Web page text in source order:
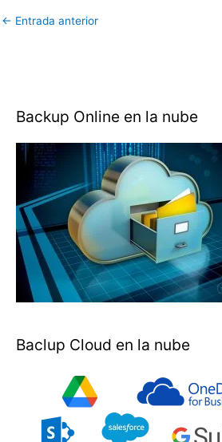
← Entrada anterior
Backup Online en la nube
Baclup Cloud en la nube